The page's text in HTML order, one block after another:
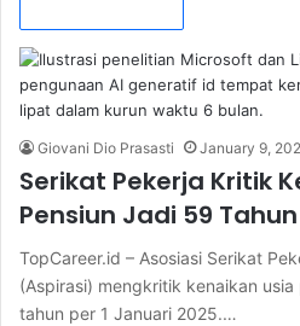
Giovani Dio Prasasti January 9,
Serikat Pekerja Kritik
Pensiun Jadi 59 Tahun
TopCareer.id – Asosiasi Serikat
(Aspirasi) mengkritik kenaikan
tahun per 1 Januari 2025.…